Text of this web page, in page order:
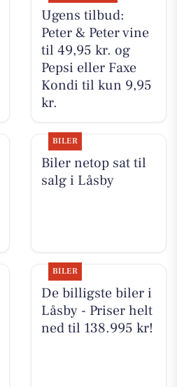
Ugens tilbud:
Peter & Peter vine
til 49,95 kr. og
Pepsi eller Faxe
Kondi til kun 9,95
kr.
BILER
Biler netop sat til
salg i Låsby
BILER
De billigste biler i
Låsby - Priser helt
ned til 138.995 kr!